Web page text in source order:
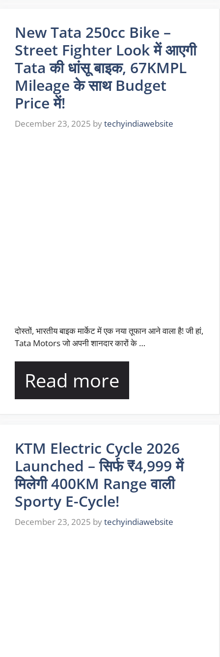
New Tata 250cc Bike –
Street Fighter Look में आएगी
Tata की धांसू बाइक, 67KMPL
Mileage के साथ Budget
Price में!
December 23, 2025 bytechyindiawebsite
दोस्तों, भारतीय बाइक मार्केट में एक नया तूफान आने वाला है! जी हां,
Tata Motors जो अपनी शानदार कारों के …
Read more
KTM Electric Cycle 2026
Launched – सिर्फ ₹4,999 में
मिलेगी 400KM Range वाली
Sporty E-Cycle!
December 23, 2025 bytechyindiawebsite